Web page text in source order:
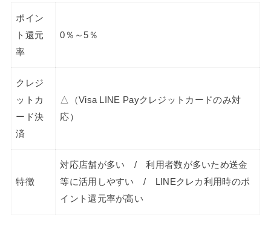
ポイン
ト還元
率
0％～5％
クレジ
ットカ
ード決
済
△（Visa LINE Payクレジットカードのみ対
応）
特徴
対応店舗が多い / 利用者数が多いため送金
等に活用しやすい / LINEクレカ利用時のポ
イント還元率が高い